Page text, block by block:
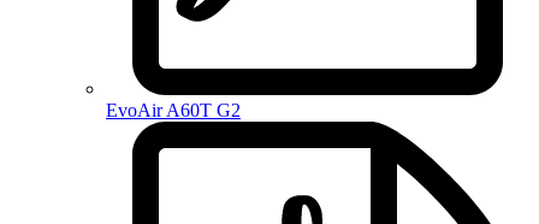
EvoAir A60T G2